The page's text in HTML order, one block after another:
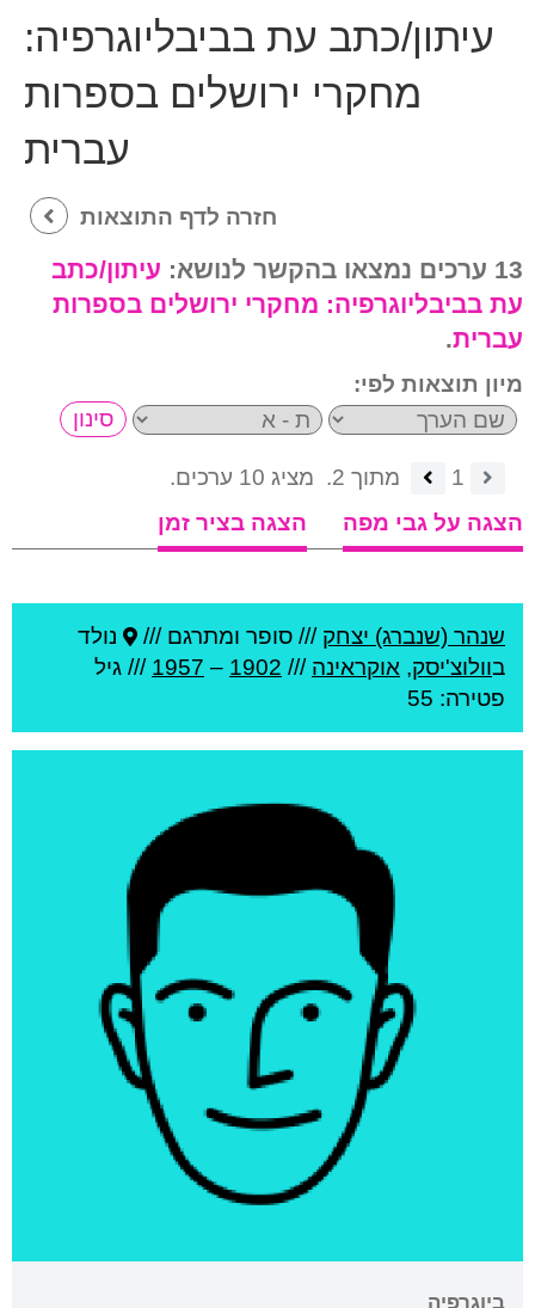
עיתון/כתב עת בביבליוגרפיה:
מחקרי ירושלים בספרות
עברית
חזרה לדף התוצאות
13 ערכים נמצאו בהקשר לנושא:
עיתון/כתב
עת בביבליוגרפיה: מחקרי ירושלים בספרות
עברית.
מיון תוצאות לפי:
1 מתוך 2.
מציג 10 ערכים.
הצגה על גבי מפה
הצגה בציר זמן
שנהר (שנברג) יצחק /// סופר ומתרגם ///
נולד
בוולוצ'יסק, אוקראינה ///
1902
–
1957 /// גיל
פטירה: 55
ביוגרפיה